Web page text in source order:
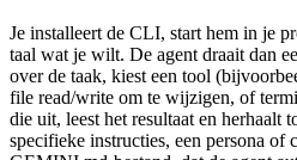
Je installeert de CLI, start hem in je
taal wat je wilt. De agent draait dan
over de taak, kiest een tool
file read/write om te wijzigen, of
die uit, leest het resultaat en herhaalt
specifieke instructies, een persona of